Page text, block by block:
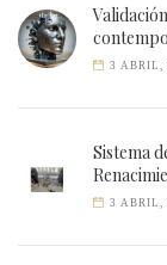
3 ABRIL,
Sistema
3 ABRIL,